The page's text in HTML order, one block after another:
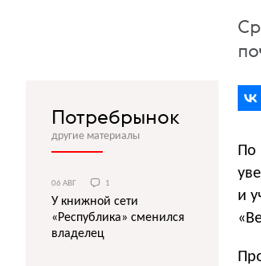
По
и
Потребрынок
другие материалы
06 АВГ 1
У книжной сети
«Республика» сменился
владелец